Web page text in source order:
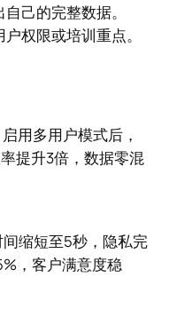
己的完整数据。
权限或培训重点。
用多用户模式后，
提升3倍，数据零混
缩短至5秒，隐私完
，客户满意度稳